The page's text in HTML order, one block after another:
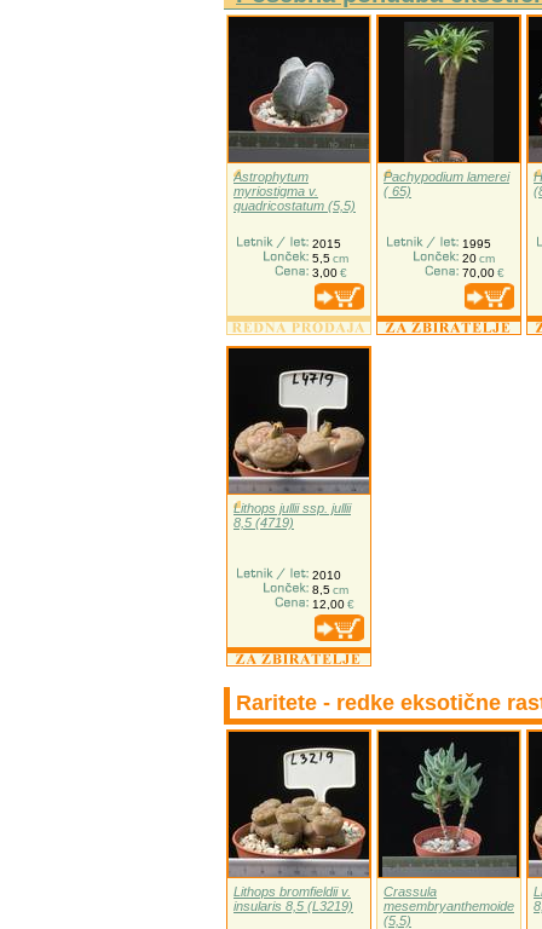
Astrophytum
myriostigma v.
quadricostatum (5,5)
2015
5,5cm
3,00€
Pachypodium lamerei
( 65)
1995
20cm
70,00€
Lithops jullii ssp. jullii
8,5 (4719)
2010
8,5cm
12,00€
Raritete - redke eksotične
Lithops bromfieldii v.
insularis 8,5 (L3219)
Crassula
mesembryanthemoides
(5,5)